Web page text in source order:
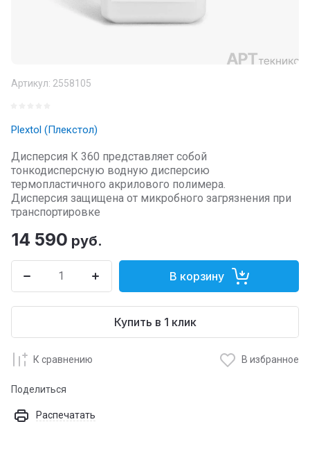
Артикул: 2558105
Plextol (Плекстол)
Дисперсия К 360 представляет собой
тонкодисперсную водную дисперсию
термопластичного акрилового полимера.
Дисперсия защищена от микробного загрязнения при
транспортировке
14 590 руб.
В корзину
Купить в 1 клик
К сравнению В избранное
Поделиться
Распечатать